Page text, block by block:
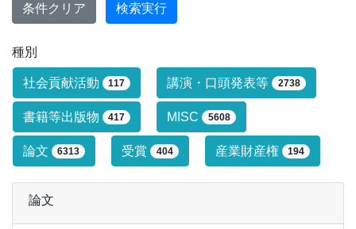
条件クリア 検索実行
種別
研究業績タイプによる絞り込み条件で
社会貢献活動 117 講演・口頭発表等 2738
書籍等出版物 417 MISC 5608
論文 6313 受賞 404 産業財産権 194
論文